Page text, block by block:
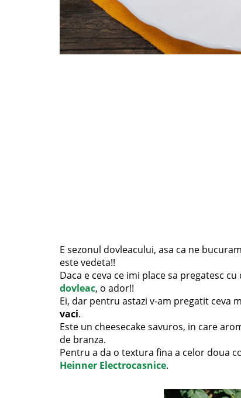
E sezonul dovleacului, asa ca ne
este vedeta!!
Daca e ceva ce imi place sa pregatesc
dovleac, o ador!!
Ei, dar pentru astazi v-am pregatit ceva
vaci.
Este un cheesecake savuros, in care
de branza.
Pentru a da o textura fina a celor doua
Heinner Electrocasnice.